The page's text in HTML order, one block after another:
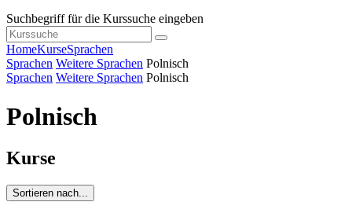
Suchbegriff für die Kurssuche eingeben
HomeKurseSprachen
Sprachen Weitere Sprachen Polnisch
Sprachen Weitere Sprachen Polnisch
Polnisch
Kurse
Sortieren nach...